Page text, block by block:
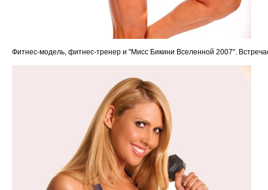
Фитнес-модель, фитнес-тренер и "Мисс Бикини Вселенной 2007".